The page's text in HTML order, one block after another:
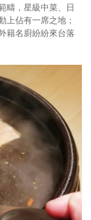
疇，星級中菜、日
上佔有一席之地；
籍名廚紛紛來台落